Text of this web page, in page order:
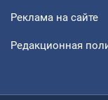
Реклама на сайте
Редакционная